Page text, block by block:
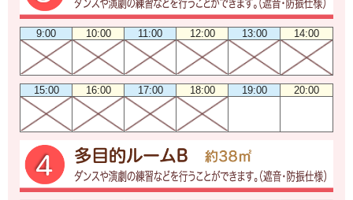
9:00 10:00 11:00 12:00 13:00 14:00
15:00 16:00 17:00 18:00 19:00 20:00